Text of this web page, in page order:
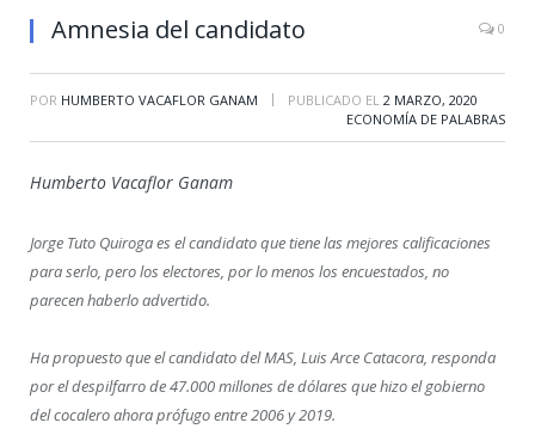
Amnesia del candidato 0
POR HUMBERTO VACAFLOR GANAM | PUBLICADO EL 2 MARZO, 2020
ECONOMÍA DE PALABRAS
Humberto Vacaflor Ganam
Jorge Tuto Quiroga es el candidato que tiene las mejores calificaciones
para serlo, pero los electores, por lo menos los encuestados, no
parecen haberlo advertido.
Ha propuesto que el candidato del MAS, Luis Arce Catacora, responda
por el despilfarro de 47.000 millones de dólares que hizo el gobierno
del cocalero ahora prófugo entre 2006 y 2019.